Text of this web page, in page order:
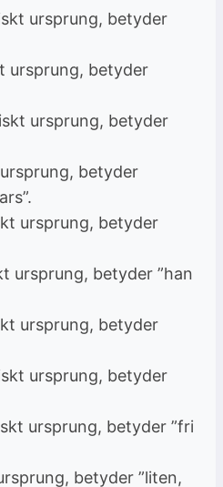
ursprung, betyder
ursprung, betyder
ursprung, betyder
betyder
ursprung, betyder
ursprung, betyder ”han
ursprung, betyder
ursprung, betyder
ursprung, betyder ”fri
betyder ”liten,